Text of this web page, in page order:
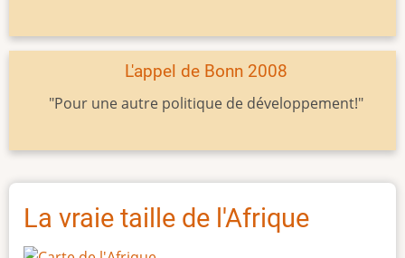
L'appel de Bonn 2008
"Pour une autre politique de développement!"
La vraie taille de l'Afrique